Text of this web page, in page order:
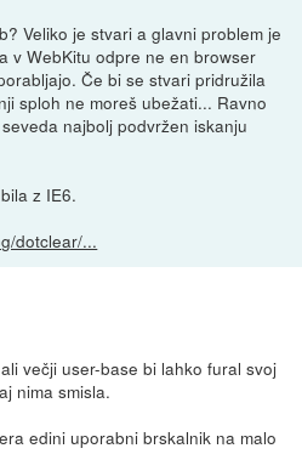
Veliko je stvari a glavni problem je
v WebKitu odpre ne en browser
Če bi se stvari pridružila
sploh ne moreš ubežati... Ravno
najbolj podvržen iskanju
z IE6.
dotclear/...
večji user-base bi lahko fural svoj
nima smisla.
edini uporabni brskalnik na malo